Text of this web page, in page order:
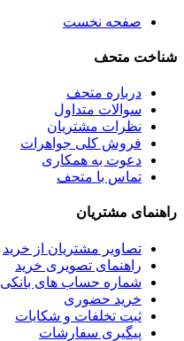
صفحه نخست
شناخت متحف
درباره متحف
سوالات متداول
نظرات مشتریان
فروش کلی جواهرات
دعوت به همکاری
تماس با متحف
راهنمای مشتریان
تصاویر مشتریان از خرید
راهنمای تصویری خرید
شماره حساب های بانکی
خرید حضوری
ثبت تخلفات و شکایات
پیگیری سفارشات